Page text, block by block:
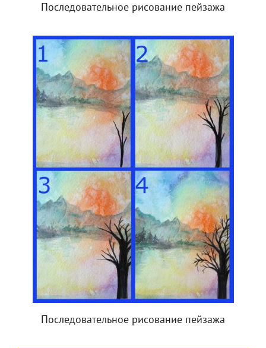
Последовательное рисование пейзажа
Последовательное рисование пейзажа